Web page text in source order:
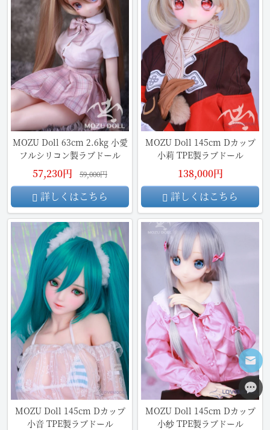
MOZU Doll 63cm 2.6kg 小愛
フルシリコン製ラブドール
57,230円 59,000円
詳しくはこちら
MOZU Doll 145cm Dカップ
小莉 TPE製ラブドール
138,000円
詳しくはこちら
MOZU Doll 145cm Dカップ
小音 TPE製ラブドール
MOZU Doll 145cm Dカップ
小纱 TPE製ラブドール